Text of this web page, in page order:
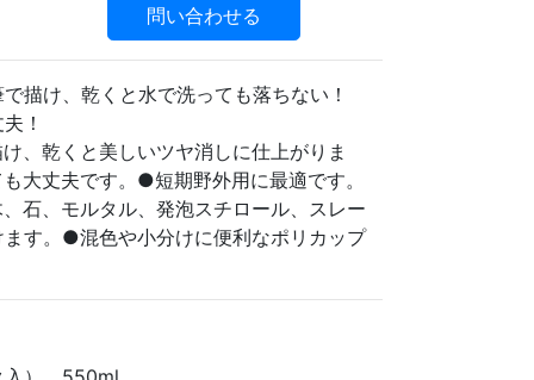
問い合わせる
描け、乾くと水で洗っても落ちない！
！
、乾くと美しいツヤ消しに仕上がりま
大丈夫です。●短期野外用に最適です。
石、モルタル、発泡スチロール、スレー
ます。●混色や小分けに便利なポリカップ